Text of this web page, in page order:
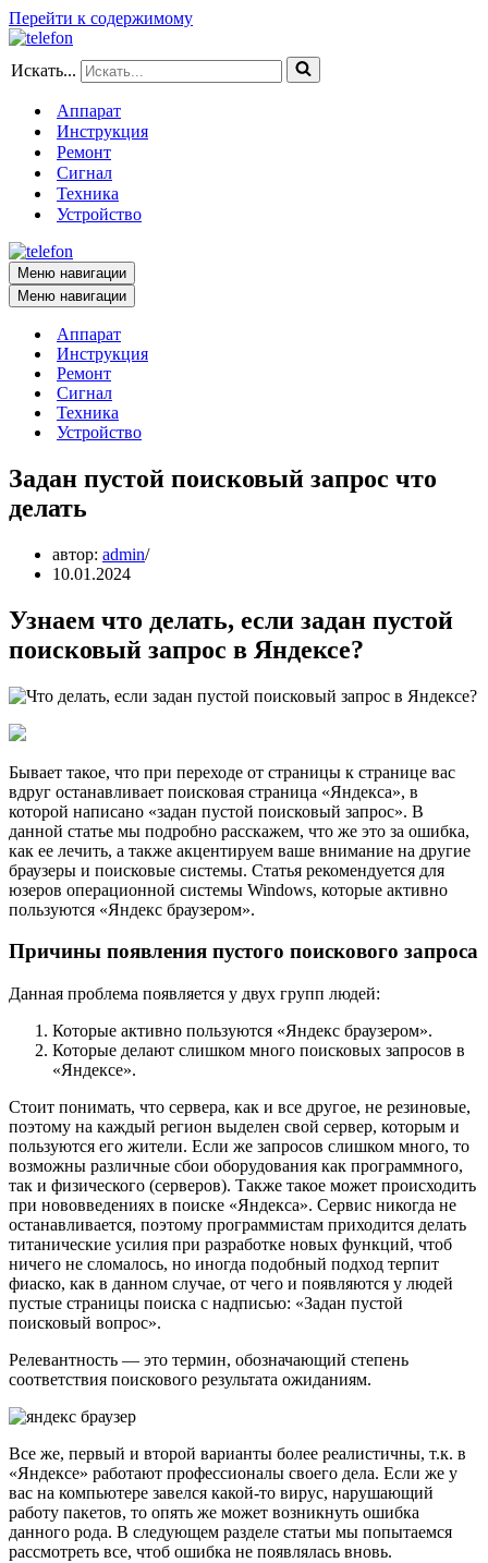
Перейти к содержимому
Искать...
Аппарат
Инструкция
Ремонт
Сигнал
Техника
Устройство
Меню навигации
Меню навигации
Аппарат
Инструкция
Ремонт
Сигнал
Техника
Устройство
Задан пустой поисковый запрос что
делать
автор: admin
10.01.2024
Узнаем что делать, если задан пустой
поисковый запрос в Яндексе?
Бывает такое, что при переходе от страницы к странице вас
вдруг останавливает поисковая страница «Яндекса», в
которой написано «задан пустой поисковый запрос». В
данной статье мы подробно расскажем, что же это за ошибка,
как ее лечить, а также акцентируем ваше внимание на другие
браузеры и поисковые системы. Статья рекомендуется для
юзеров операционной системы Windows, которые активно
пользуются «Яндекс браузером».
Причины появления пустого поискового запроса
Данная проблема появляется у двух групп людей:
Которые активно пользуются «Яндекс браузером».
Которые делают слишком много поисковых запросов в
«Яндексе».
Стоит понимать, что сервера, как и все другое, не резиновые,
поэтому на каждый регион выделен свой сервер, которым и
пользуются его жители. Если же запросов слишком много, то
возможны различные сбои оборудования как программного,
так и физического (серверов). Также такое может происходить
при нововведениях в поиске «Яндекса». Сервис никогда не
останавливается, поэтому программистам приходится делать
титанические усилия при разработке новых функций, чтоб
ничего не сломалось, но иногда подобный подход терпит
фиаско, как в данном случае, от чего и появляются у людей
пустые страницы поиска с надписью: «Задан пустой
поисковый вопрос».
Релевантность — это термин, обозначающий степень
соответствия поискового результата ожиданиям.
Все же, первый и второй варианты более реалистичны, т.к. в
«Яндексе» работают профессионалы своего дела. Если же у
вас на компьютере завелся какой-то вирус, нарушающий
работу пакетов, то опять же может возникнуть ошибка
данного рода. В следующем разделе статьи мы попытаемся
рассмотреть все, чтоб ошибка не появлялась вновь.